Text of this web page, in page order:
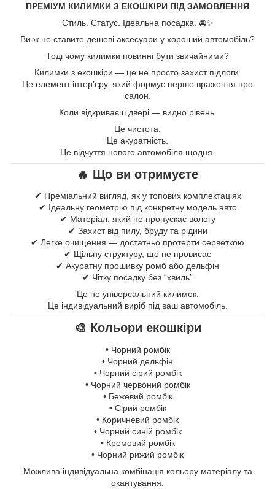
ПРЕМІУМ КИЛИМКИ З ЕКОШКІРИ ПІД ЗАМОВЛЕННЯ
Стиль. Статус. Ідеальна посадка. 🚘✨
Ви ж не ставите дешеві аксесуари у хороший автомобіль?
Тоді чому килимки повинні бути звичайними?
Килимки з екошкіри — це не просто захист підлоги.
Це елемент інтер’єру, який формує перше враження про
салон.
Коли відкриваєш двері — видно рівень.
Це чистота.
Це акуратність.
Це відчуття нового автомобіля щодня.
🔥 Що ви отримуєте
✔ Преміальний вигляд, як у топових комплектаціях
✔ Ідеальну геометрію під конкретну модель авто
✔ Матеріал, який не пропускає вологу
✔ Захист від пилу, бруду та рідини
✔ Легке очищення — достатньо протерти серветкою
✔ Щільну структуру, що не провисає
✔ Акуратну прошивку ромб або дельфін
✔ Чітку посадку без “хвиль”
Це не універсальний килимок.
Це індивідуальний виріб під ваш автомобіль.
🎨 Кольори екошкіри
• Чорний ромбік
• Чорний дельфін
• Чорний сірий ромбік
• Чорний червоний ромбік
• Бежевий ромбік
• Сірий ромбік
• Коричневий ромбік
• Чорний синій ромбік
• Кремовий ромбік
• Чорний рижий ромбік
Можлива індивідуальна комбінація кольору матеріалу та
окантування.